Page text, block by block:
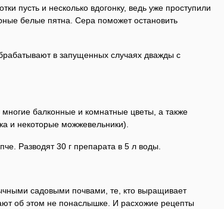
пусть и несколько вдогонку, ведь уже проступили
белые пятна. Сера поможет остановить
в запущенных случаях дважды с
балконные и комнатные цветы, а также
и некоторые можжевельники).
Разводят 30 г препарата в 5 л воды.
садовыми почвами, те, кто выращивает
об этом не понаслышке. И расхожие рецепты